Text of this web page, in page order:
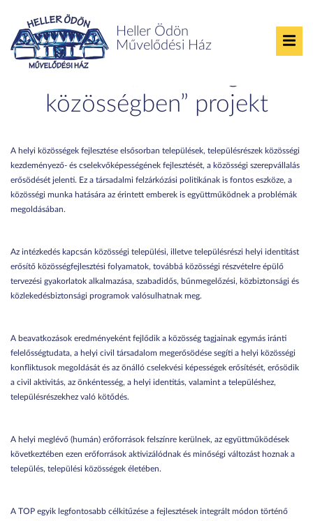
Heller Ödön
Művelődési Ház
TOP-6.9.2-16-SG2-2017-
00001 „Közösség a
közösségben” projekt
A helyi közösségek fejlesztése elsősorban települések, településrészek közösségi
kezdeményező- és cselekvőképességének fejlesztését, a közösségi szerepvállalás
erősödését jelenti. Ez a társadalmi felzárkózási politikának is fontos eszköze, a
közösségi munka hatására az érintett emberek is együttműködnek a problémák
megoldásában.
Az intézkedés kapcsán közösségi települési, illetve településrészi helyi identitást
erősítő közösségfejlesztési folyamatok, továbbá közösségi részvételre épülő
tervezési gyakorlatok alkalmazása, szabadidős, bűnmegelőzési, közbiztonsági és
közlekedésbiztonsági programok valósulhatnak meg.
A beavatkozások eredményeként fejlődik a közösség tagjainak egymás iránti
felelősségtudata, a helyi civil társadalom megerősödése segíti a helyi közösségi
konfliktusok megoldását és az önálló cselekvési képességek erősítését, erősödik
a civil aktivitás, az önkéntesség, a helyi identitás, valamint a településhez,
településrészekhez való kötődés.
A helyi meglévő (humán) erőforrások felszínre kerülnek, az együttműködések
következtében ezen erőforrások aktivizálódnak és minőségi változást hoznak a
település, települési közösségek életében.
A TOP egyik legfontosabb célkitűzése a fejlesztések integrált módon történő